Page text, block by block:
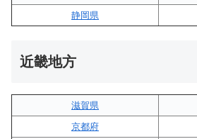
静岡県
近畿地方
滋賀県
京都府